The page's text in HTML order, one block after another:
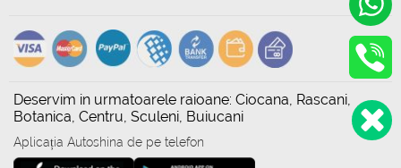
Deservim in urmatoarele raioane: Ciocana, Rascani,
Botanica, Centru, Sculeni, Buiucani
Aplicația Autoshina de pe telefon